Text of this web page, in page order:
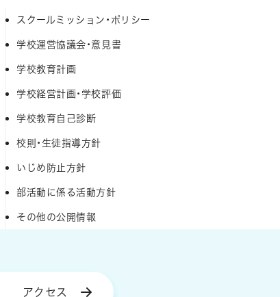
スクールミッション・ポリシー
学校運営協議会・意見書
学校教育計画
学校経営計画・学校評価
学校教育自己診断
校則・生徒指導方針
いじめ防止方針
部活動に係る活動方針
その他の公開情報
アクセス